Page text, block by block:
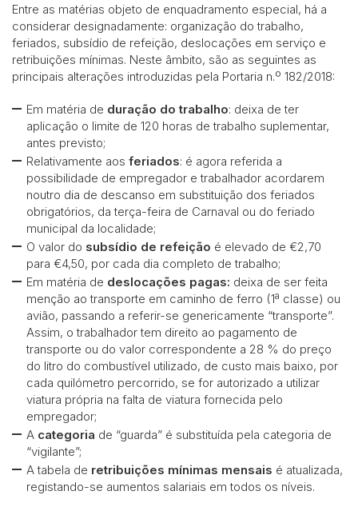
Entre as matérias objeto de enquadramento especial, há a
considerar designadamente: organização do trabalho,
feriados, subsídio de refeição, deslocações em serviço e
retribuições mínimas. Neste âmbito, são as seguintes as
principais alterações introduzidas pela Portaria n.º 182/2018:
Em matéria de duração do trabalho: deixa de ter
aplicação o limite de 120 horas de trabalho suplementar,
antes previsto;
Relativamente aos feriados: é agora referida a
possibilidade de empregador e trabalhador acordarem
noutro dia de descanso em substituição dos feriados
obrigatórios, da terça-feira de Carnaval ou do feriado
municipal da localidade;
O valor do subsídio de refeição é elevado de €2,70
para €4,50, por cada dia completo de trabalho;
Em matéria de deslocações pagas: deixa de ser feita
menção ao transporte em caminho de ferro (1ª classe) ou
avião, passando a referir-se genericamente “transporte”.
Assim, o trabalhador tem direito ao pagamento de
transporte ou do valor correspondente a 28 % do preço
do litro do combustível utilizado, de custo mais baixo, por
cada quilómetro percorrido, se for autorizado a utilizar
viatura própria na falta de viatura fornecida pelo
empregador;
A categoria de “guarda” é substituída pela categoria de
“vigilante”;
A tabela de retribuições mínimas mensais é atualizada,
registando-se aumentos salariais em todos os níveis.